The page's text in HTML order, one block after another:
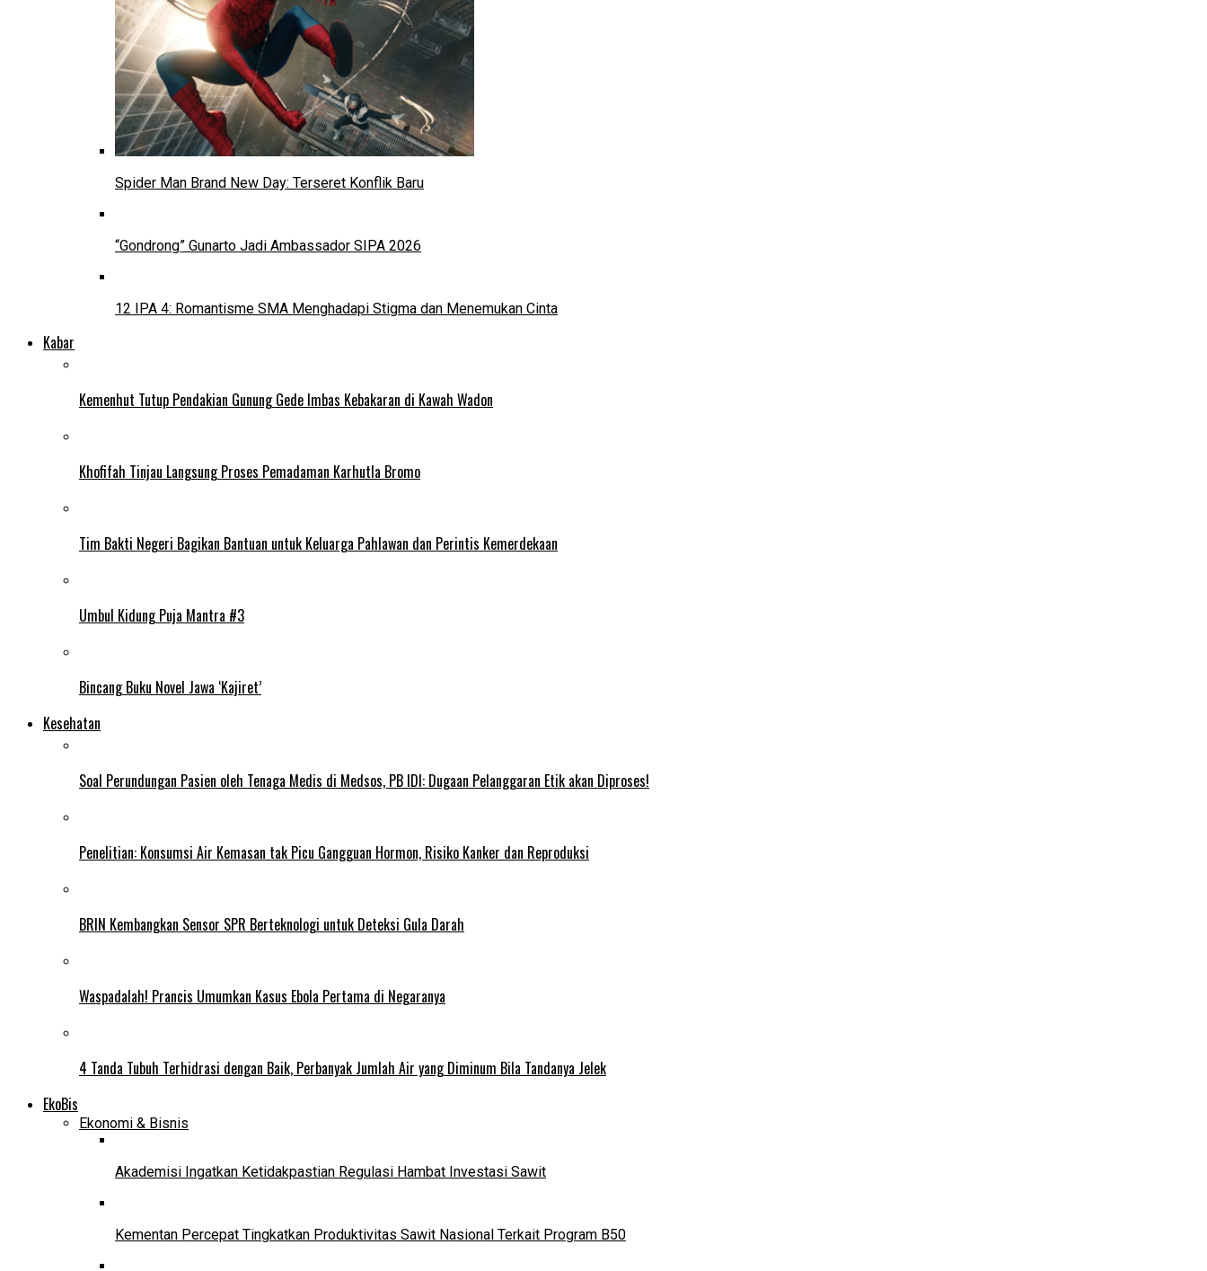
Spider Man Brand New Day: Terseret Konflik Baru
“Gondrong” Gunarto Jadi Ambassador SIPA 2026
12 IPA 4: Romantisme SMA Menghadapi Stigma dan Menemukan Cinta
Kabar
Kemenhut Tutup Pendakian Gunung Gede Imbas Kebakaran di Kawah Wadon
Khofifah Tinjau Langsung Proses Pemadaman Karhutla Bromo
Tim Bakti Negeri Bagikan Bantuan untuk Keluarga Pahlawan dan Perintis Kemerdekaan
Umbul Kidung Puja Mantra #3
Bincang Buku Novel Jawa ‘Kajiret’
Kesehatan
Soal Perundungan Pasien oleh Tenaga Medis di Medsos, PB IDI: Dugaan Pelanggaran Etik akan Diproses!
Penelitian: Konsumsi Air Kemasan tak Picu Gangguan Hormon, Risiko Kanker dan Reproduksi
BRIN Kembangkan Sensor SPR Berteknologi untuk Deteksi Gula Darah
Waspadalah! Prancis Umumkan Kasus Ebola Pertama di Negaranya
4 Tanda Tubuh Terhidrasi dengan Baik, Perbanyak Jumlah Air yang Diminum Bila Tandanya Jelek
EkoBis
Ekonomi & Bisnis
Akademisi Ingatkan Ketidakpastian Regulasi Hambat Investasi Sawit
Kementan Percepat Tingkatkan Produktivitas Sawit Nasional Terkait Program B50